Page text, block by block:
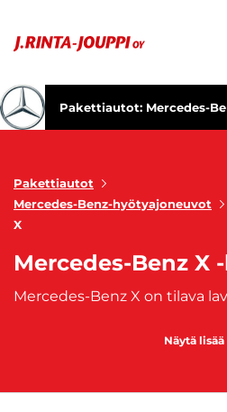
Pakettiautot: Mercedes-
Pakettiautot
Mercedes-Benz-hyötyajoneuvot
X
Mercedes-Benz X
Näytä lisää